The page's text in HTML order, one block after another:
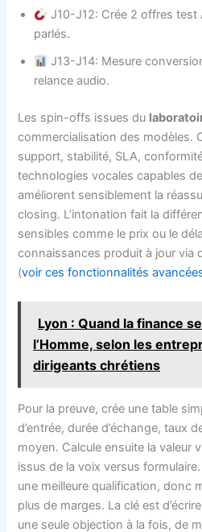
J10-J12: Crée 2 offres test
parlés.
J13-J14: Mesure
relance audio.
Les spin-offs issues du
commercialisation des modèles.
support, stabilité, SLA,
technologies vocales capables
améliorent sensiblement la
closing. L’intonation fait la
sensibles comme le prix ou le
connaissances produit à jour via
(voir ces fonctionnalités
Lyon : Quand la finance
l’Homme, selon les
dirigeants chrétiens
Pour la preuve, crée une table
d’entrée, durée d’échange, taux
moyen. Calcule ensuite la valeur
issus de la voix versus
une meilleure qualification, donc
plus de marges. La clé est
une seule objection à la fois, de